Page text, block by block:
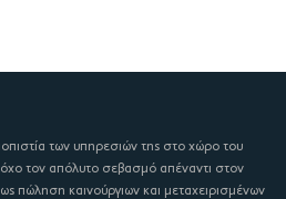
των υπηρεσιών της στο χώρο του
τον απόλυτο σεβασμό απέναντι στον
πώληση καινούργιων και μεταχειρισμένων